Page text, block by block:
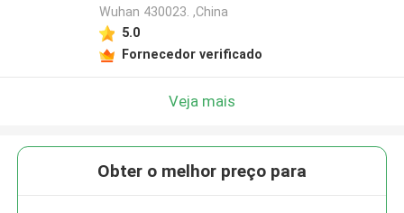
Wuhan 430023. ,China
5.0
Fornecedor verificado
Veja mais
Obter o melhor preço para